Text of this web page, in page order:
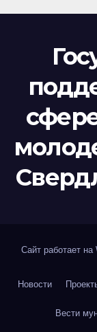
Сайт работает на
Новости
Вести